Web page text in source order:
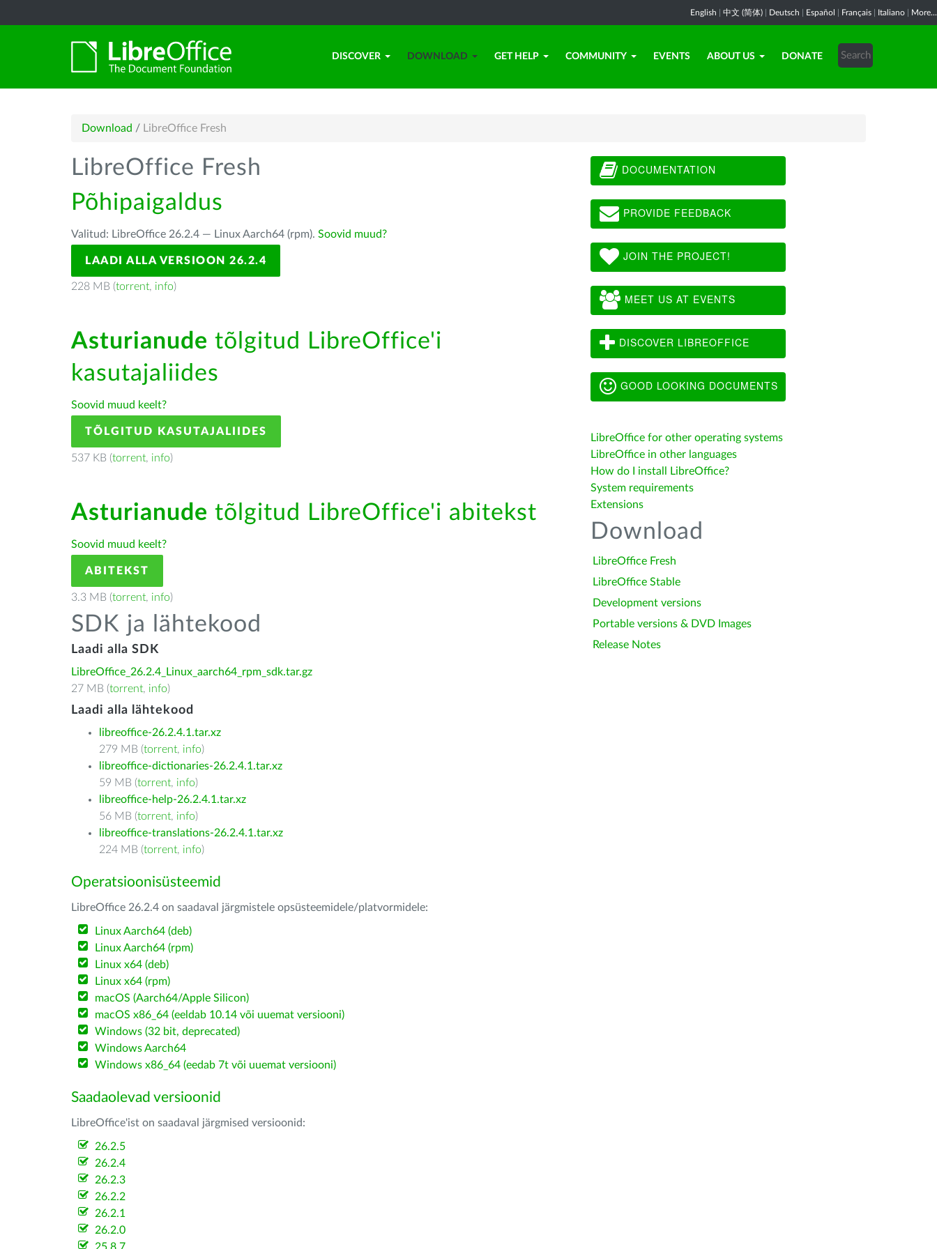
English 中文 (简体) Deutsch Español Français Italiano More...
DISCOVER DOWNLOAD GET HELP COMMUNITY EVENTS ABOUT US DONATE
Download / LibreOffice Fresh
LibreOffice Fresh
Põhipaigaldus
Valitud: LibreOffice 26.2.4 — Linux Aarch64 (rpm). Soovid muud?
LAADI ALLA VERSIOON 26.2.4
228 MB (torrent, info)
Asturianude tõlgitud LibreOffice'i
kasutajaliides
Soovid muud keelt?
TÕLGITUD KASUTAJALIIDES
537 KB (torrent, info)
Asturianude tõlgitud LibreOffice'i abitekst
Soovid muud keelt?
ABITEKST
3.3 MB (torrent, info)
SDK ja lähtekood
Laadi alla SDK
LibreOffice_26.2.4_Linux_aarch64_rpm_sdk.tar.gz
27 MB (torrent, info)
Laadi alla lähtekood
libreoffice-26.2.4.1.tar.xz
279 MB (torrent, info)
libreoffice-dictionaries-26.2.4.1.tar.xz
59 MB (torrent, info)
libreoffice-help-26.2.4.1.tar.xz
56 MB (torrent, info)
libreoffice-translations-26.2.4.1.tar.xz
224 MB (torrent, info)
Operatsioonisüsteemid
LibreOffice 26.2.4 on saadaval järgmistele opsüsteemidele/platvormidele:
Linux Aarch64 (deb)
Linux Aarch64 (rpm)
Linux x64 (deb)
Linux x64 (rpm)
macOS (Aarch64/Apple Silicon)
macOS x86_64 (eeldab 10.14 või uuemat versiooni)
Windows (32 bit, deprecated)
Windows Aarch64
Windows x86_64 (eedab 7t või uuemat versiooni)
Saadaolevad versioonid
LibreOffice'ist on saadaval järgmised versioonid:
26.2.5
26.2.4
26.2.3
26.2.2
26.2.1
26.2.0
DOCUMENTATION
PROVIDE FEEDBACK
JOIN THE PROJECT!
MEET US AT EVENTS
DISCOVER LIBREOFFICE
GOOD LOOKING DOCUMENTS
LibreOffice for other operating systems
LibreOffice in other languages
How do I install LibreOffice?
System requirements
Extensions
Download
LibreOffice Fresh
LibreOffice Stable
Development versions
Portable versions & DVD Images
Release Notes